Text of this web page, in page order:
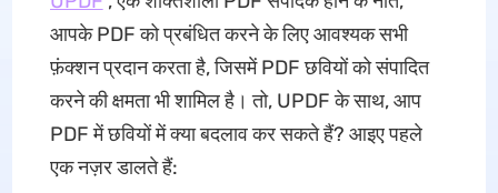
आपके PDF को प्रबंधित करने के लिए आवश्यक सभी
फ़ंक्शन प्रदान करता है, जिसमें PDF छवियों को संपादित
करने की क्षमता भी शामिल है। तो, UPDF के साथ, आप
PDF में छवियों में क्या बदलाव कर सकते हैं? आइए पहले
एक नज़र डालते हैं: